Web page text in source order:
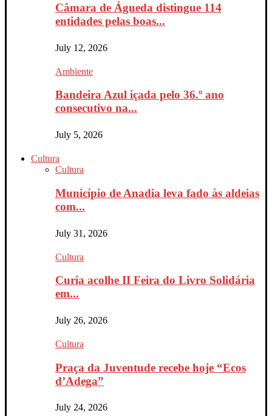
Câmara de Águeda distingue 114
entidades pelas boas...
July 12, 2026
Ambiente
Bandeira Azul içada pelo 36.º ano
consecutivo na...
July 5, 2026
Cultura
Cultura
Município de Anadia leva fado às aldeias
com...
July 31, 2026
Cultura
Curia acolhe II Feira do Livro Solidária
em...
July 26, 2026
Cultura
Praça da Juventude recebe hoje “Ecos
d’Adega”
July 24, 2026